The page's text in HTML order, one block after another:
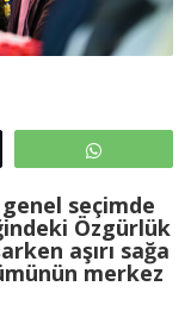
seçimde
Özgürlük
aşırı sağa
merkez